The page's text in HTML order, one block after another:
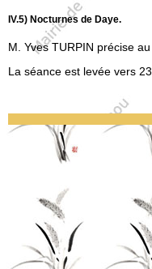
IV.5) Nocturnes de Daye.
M. Yves TURPIN précise
La séance est levée vers